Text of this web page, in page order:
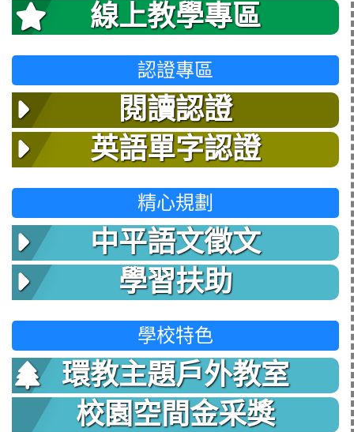
線上教學專區
認證專區
閱讀認證
英語單字認證
精心規劃
中平語文徵文
學習扶助
學校特色
環教主題戶外教室
校園空間金采獎